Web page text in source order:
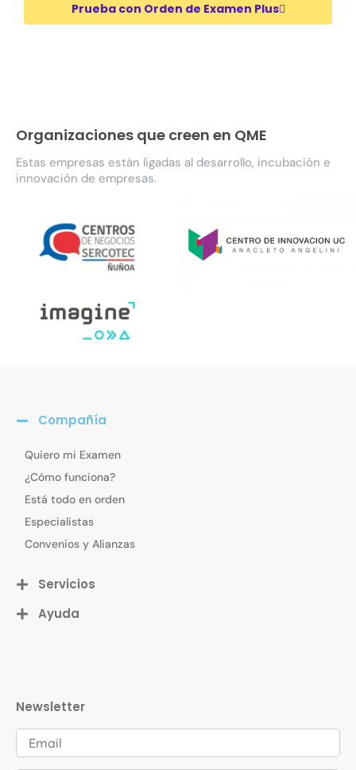
Prueba con Orden de Examen Plus
Organizaciones que creen en QME
Estas empresas están ligadas al desarrollo, incubación e
innovación de empresas.
Compañía
Quiero mi Examen
¿Cómo funciona?
Está todo en orden
Especialistas
Convenios y Alianzas
Servicios
Ayuda
Newsletter